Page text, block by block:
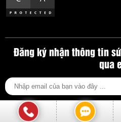
Đăng ký nhận thông tin
qua